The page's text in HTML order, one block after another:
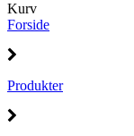
Kurv
Forside
Produkter